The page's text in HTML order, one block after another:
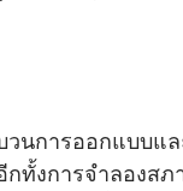
วนการออกแบบแ
กทั้งการจำลอง